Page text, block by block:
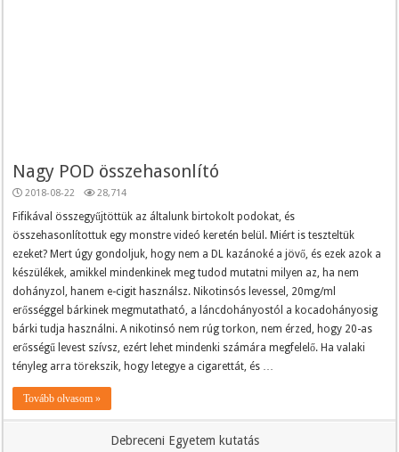
Nagy POD összehasonlító
2018-08-22 28,714
Fifikával összegyűjtöttük az általunk birtokolt podokat, és
összehasonlítottuk egy monstre videó keretén belül. Miért is teszteltük
ezeket? Mert úgy gondoljuk, hogy nem a DL kazánoké a jövő, és ezek azok a
készülékek, amikkel mindenkinek meg tudod mutatni milyen az, ha nem
dohányzol, hanem e-cigit használsz. Nikotinsós levessel, 20mg/ml
erősséggel bárkinek megmutatható, a láncdohányostól a kocadohányosig
bárki tudja használni. A nikotinsó nem rúg torkon, nem érzed, hogy 20-as
erősségű levest szívsz, ezért lehet mindenki számára megfelelő. Ha valaki
tényleg arra törekszik, hogy letegye a cigarettát, és …
Tovább olvasom »
Debreceni Egyetem kutatás